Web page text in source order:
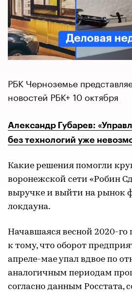
РБК Черноземье
новостей РБК+ 10 октября
Александр Губарев:
без технологий уже
Какие решения помогли
воронежской сети «Робин
выручке и выйти на рынок
локдауна.
Начавшаяся весной 2020-
к тому, что оборот
апреле-мае упал вдвое по
аналогичным периодам
согласно данным Росстата,